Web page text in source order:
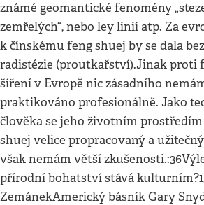
známé geomantické fenomény
zemřelých“, nebo ley linií atp. Za
k čínskému feng shuej by se dala
radistézie (proutkařství).Jinak proti
šíření v Evropě nic zásadního
praktikováno profesionálně. Jako
člověka se jeho životním prostředím
shuej velice propracovaný a
však nemám větší
přírodní bohatství stává
ZemánekAmerický básník Gary